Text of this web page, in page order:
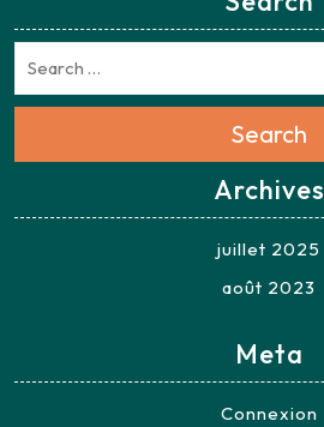
Search
Archives
juillet 2025
août 2023
Meta
Connexion